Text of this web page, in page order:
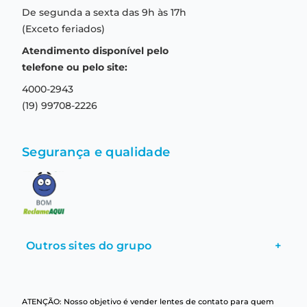
Formas de pagamento
Aviso de privacidade
Termos e condições de uso
Troca e devolução
Central de relacionamento
De segunda a sexta das 9h às 17h
(Exceto feriados)
Atendimento disponível pelo
telefone ou pelo site:
4000-2943
(19) 99708-2226
Segurança e qualidade
Outros sites do grupo +
ATENÇÃO: Nosso objetivo é vender lentes de contato para quem